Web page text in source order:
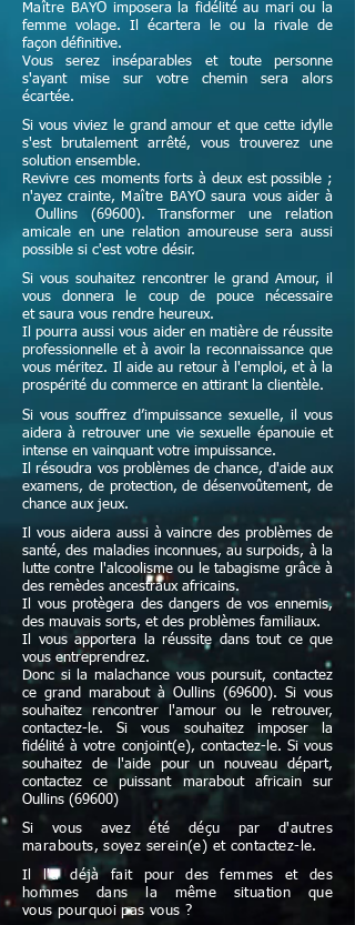
Maître BAYO imposera la fidélité au mari ou la
femme volage. Il écartera le ou la rivale de
façon définitive.
Vous serez inséparables et toute personne
s'ayant mise sur votre chemin sera alors
écartée.
Si vous viviez le grand amour et que cette idylle
s'est brutalement arrêté, vous trouverez une
solution ensemble.
Revivre ces moments forts à deux est possible ;
n'ayez crainte,
Maître BAYO saura vous aider à
Oullins (69600). Transformer une relation
amicale en une relation amoureuse sera aussi
possible si c'est votre désir.
Si vous souhaitez rencontrer le grand Amour, il
vous donnera le coup de pouce nécessaire
et saura vous rendre heureux.
Il pourra aussi vous aider en matière de réussite
professionnelle et à avoir la reconnaissance que
vous méritez. Il aide au retour à l'emploi, et à la
prospérité du commerce en attirant la clientèle.
Si vous souffrez d’impuissance sexuelle, il vous
aidera à retrouver une vie sexuelle épanouie et
intense en vainquant votre impuissance.
Il résoudra vos problèmes de chance, d'aide aux
examens, de protection, de désenvoûtement, de
chance aux jeux.
Il vous aidera aussi à vaincre des problèmes de
santé, des maladies inconnues, au surpoids, à la
lutte contre l'alcoolisme ou le tabagisme grâce à
des remèdes ancestraux africains.
Il vous protègera des dangers de vos ennemis,
des mauvais sorts, et des problèmes familiaux.
Il vous apportera la réussite dans tout ce que
vous entreprendrez.
Donc si la malachance vous poursuit, contactez
ce grand marabout à Oullins (69600). Si vous
souhaitez rencontrer l'amour ou le retrouver,
contactez-le. Si vous souhaitez imposer la
fidélité à votre conjoint(e), contactez-le. Si vous
souhaitez de l'aide pour un nouveau départ,
contactez ce puissant marabout africain sur
Oullins (69600)
Si vous avez été déçu par d'autres
marabouts, soyez serein(e) et contactez-le.
Il l'a déjà fait pour des femmes et des
hommes dans la même situation que
vous pourquoi pas vous ?